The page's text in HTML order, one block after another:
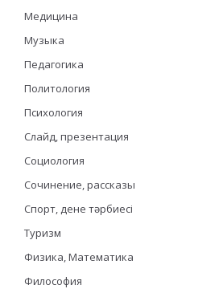
Медицина
Музыка
Педагогика
Политология
Психология
Слайд, презентация
Социология
Сочинение, рассказы
Спорт, дене тәрбиесі
Туризм
Физика, Математика
Философия